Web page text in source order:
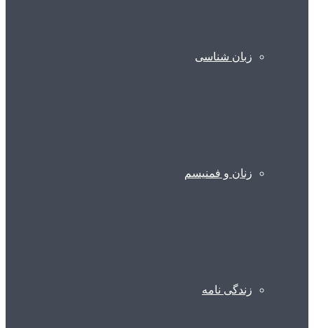
زبان شناسی
زنان و فمنیسم
زندگی نامه